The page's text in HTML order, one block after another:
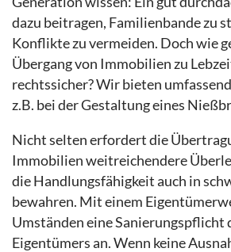
dazu beitragen, Familienbande zu
Konflikte zu vermeiden. Doch wie
Übergang von Immobilien zu
rechtssicher? Wir bieten
z.B. bei der Gestaltung eines
Nicht selten erfordert die
Immobilien weitreichendere
die Handlungsfähigkeit auch in
bewahren. Mit einem
Umständen eine Sanierungspflicht
Eigentümers an. Wenn keine